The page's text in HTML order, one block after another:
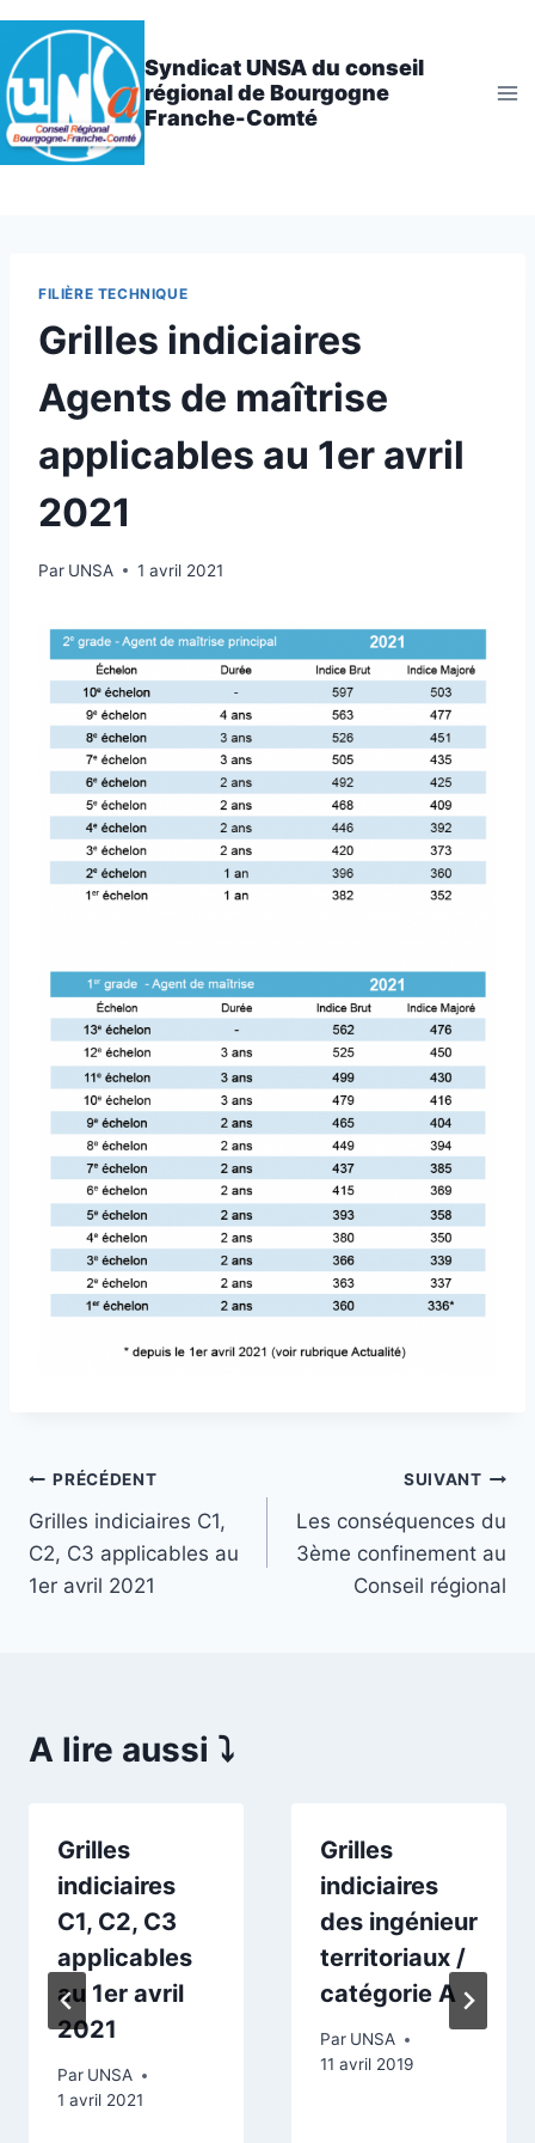
Aller
au
contenu
Syndicat UNSA du conseil
régional de Bourgogne
Franche-Comté
FILIÈRE TECHNIQUE
Grilles indiciaires
Agents de maîtrise
applicables au 1er avril
2021
Par UNSA 1 avril 2021
Navigation
de
l’article
PRÉCÉDENT
Grilles indiciaires C1,
C2, C3 applicables au
1er avril 2021
SUIVANT
Les conséquences du
3ème confinement au
Conseil régional
A lire aussi ⤵️
Grilles
indiciaires
C1, C2, C3
applicables
au 1er avril
2021
Par UNSA
1 avril 2021
Grilles
indiciaires
des ingénieur
territoriaux /
catégorie A
Par UNSA
11 avril 2019